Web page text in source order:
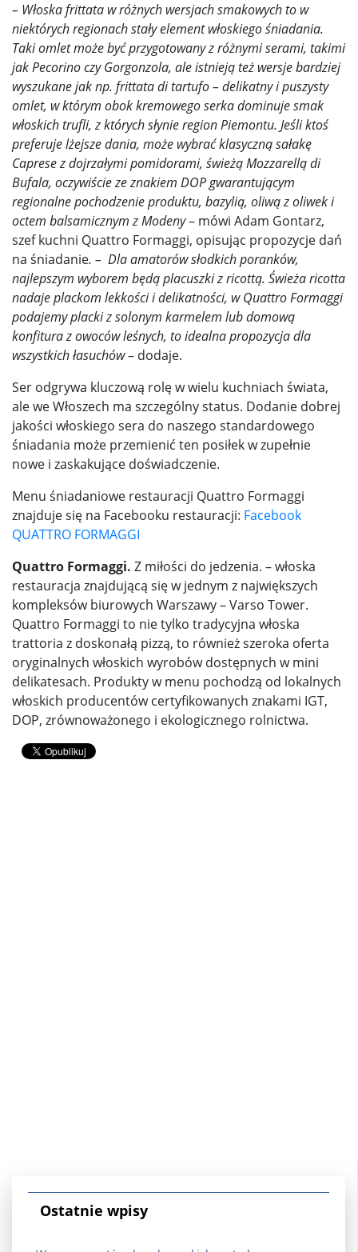
– Włoska frittata w różnych wersjach smakowych to w
niektórych regionach stały element włoskiego śniadania.
Taki omlet może być przygotowany z różnymi serami, takimi
jak Pecorino czy Gorgonzola, ale istnieją też wersje bardziej
wyszukane jak np. frittata di tartufo – delikatny i puszysty
omlet, w którym obok kremowego serka dominuje smak
włoskich trufli, z których słynie region Piemontu. Jeśli ktoś
preferuje lżejsze dania, może wybrać klasyczną sałakę
Caprese z dojrzałymi pomidorami, świeżą Mozzarellą di
Bufala, oczywiście ze znakiem DOP gwarantującym
regionalne pochodzenie produktu, bazylią, oliwą z oliwek i
octem balsamicznym z Modeny– mówi Adam Gontarz,
szef kuchni Quattro Formaggi, opisując propozycje dań
na śniadanie. – Dla amatorów słodkich poranków,
najlepszym wyborem będą placuszki z ricottą. Świeża ricotta
nadaje plackom lekkości i delikatności, w Quattro Formaggi
podajemy placki z solonym karmelem lub domową
konfitura z owoców leśnych, to idealna propozycja dla
wszystkich łasuchów– dodaje.
Ser odgrywa kluczową rolę w wielu kuchniach świata,
ale we Włoszech ma szczególny status. Dodanie dobrej
jakości włoskiego sera do naszego standardowego
śniadania może przemienić ten posiłek w zupełnie
nowe i zaskakujące doświadczenie.
Menu śniadaniowe restauracji Quattro Formaggi
znajduje się na Facebooku restauracji: Facebook
QUATTRO FORMAGGI
Quattro Formaggi. Z miłości do jedzenia. – włoska
restauracja znajdującą się w jednym z największych
kompleksów biurowych Warszawy – Varso Tower.
Quattro Formaggi to nie tylko tradycyjna włoska
trattoria z doskonałą pizzą, to również szeroka oferta
oryginalnych włoskich wyrobów dostępnych w mini
delikatesach. Produkty w menu pochodzą od lokalnych
włoskich producentów certyfikowanych znakami IGT,
DOP, zrównoważonego i ekologicznego rolnictwa.
Ostatnie wpisy